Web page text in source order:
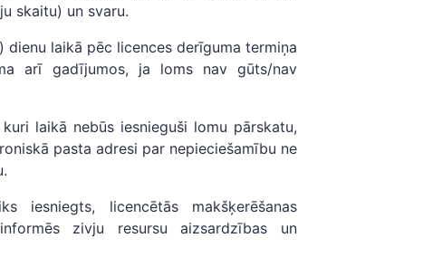
skaitu) un svaru.
laikā pēc licences derīguma termiņa
arī gadījumos, ja loms nav gūts/nav
laikā nebūs iesnieguši lomu pārskatu,
pasta adresi par nepieciešamību ne
iesniegts, licencētās makšķerēšanas
zivju resursu aizsardzības un